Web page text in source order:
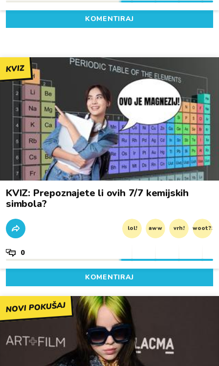
KOMENTIRAJ
KVIZ
KVIZ: Prepoznajete li ovih 7/7 kemijskih
simbola?
lol! aww vrh! woot?!
0
KOMENTIRAJ
NOVI POKUŠAJ